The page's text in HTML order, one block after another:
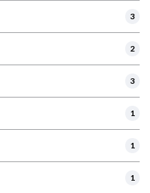
3
2
3
1
1
1